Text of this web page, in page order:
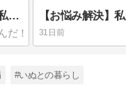
【15年の壁を突破】パニック障害の私が、美容院でカラーに挑戦できた理由と当日のリアルな裏側
31日前
#いぬとの暮らし